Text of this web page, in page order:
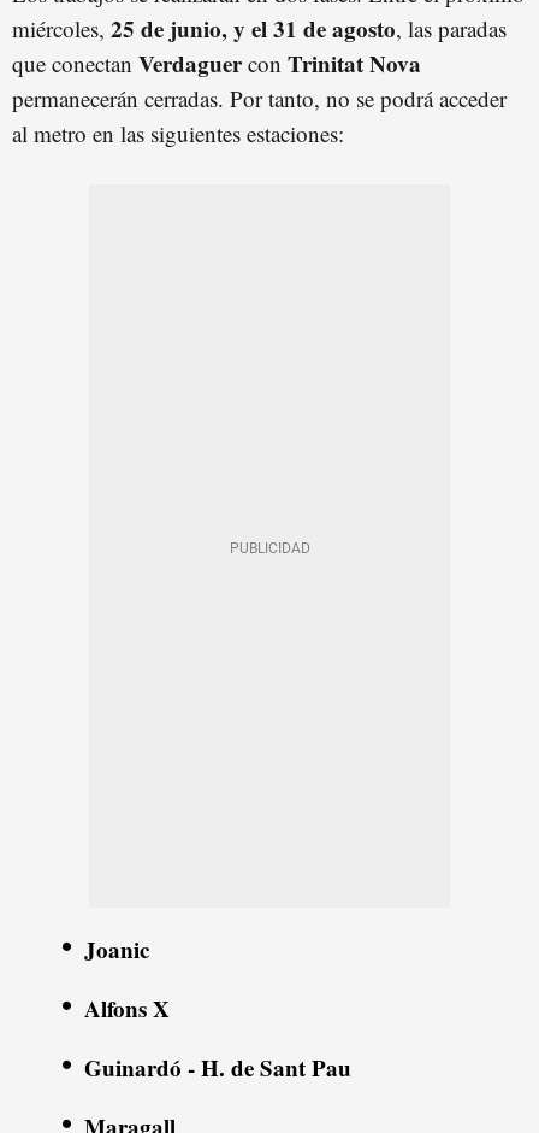
miércoles, 25 de junio, y el 31 de agosto, las paradas
que conectan Verdaguercon Trinitat Nova
permanecerán cerradas. Por tanto, no se podrá acceder
al metro en las siguientes estaciones:
Joanic
Alfons X
Guinardó - H. de Sant Pau
Maragall